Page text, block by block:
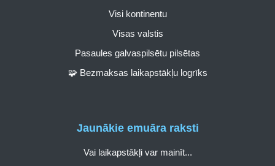
Visi kontinentu
Visas valstis
Pasaules galvaspilsētu pilsētas
🧩 Bezmaksas laikapstākļu logrīks
Jaunākie emuāra raksti
Vai laikapstākļi var mainīt...